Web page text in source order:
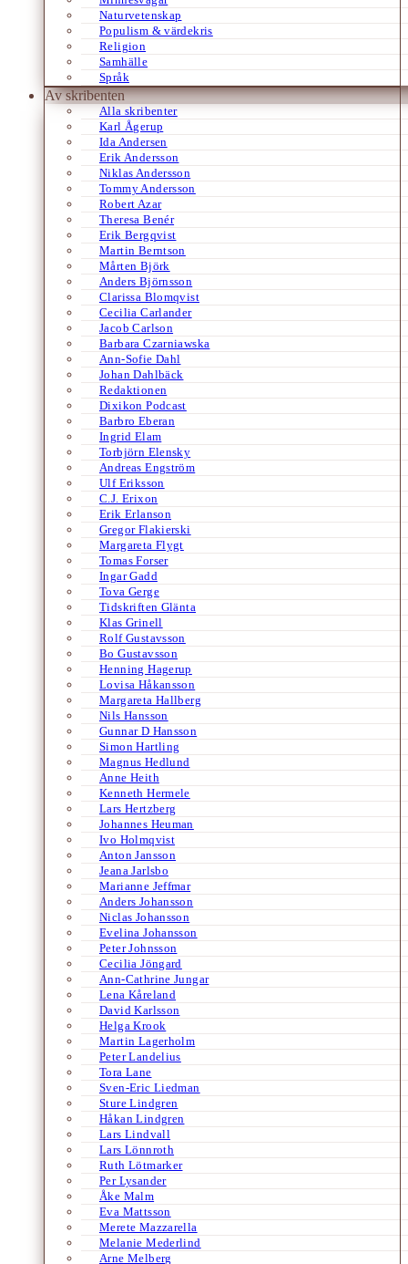
Naturvetenskap
Populism & värdekris
Religion
Samhälle
Språk
Av skribenten
Alla skribenter
Karl Ågerup
Ida Andersen
Erik Andersson
Niklas Andersson
Tommy Andersson
Robert Azar
Theresa Benér
Erik Bergqvist
Martin Berntson
Mårten Björk
Anders Björnsson
Clarissa Blomqvist
Cecilia Carlander
Jacob Carlson
Barbara Czarniawska
Ann-Sofie Dahl
Johan Dahlbäck
Redaktionen
Dixikon Podcast
Barbro Eberan
Ingrid Elam
Torbjörn Elensky
Andreas Engström
Ulf Eriksson
C.J. Erixon
Erik Erlanson
Gregor Flakierski
Margareta Flygt
Tomas Forser
Ingar Gadd
Tova Gerge
Tidskriften Glänta
Klas Grinell
Rolf Gustavsson
Bo Gustavsson
Henning Hagerup
Lovisa Håkansson
Margareta Hallberg
Nils Hansson
Gunnar D Hansson
Simon Hartling
Magnus Hedlund
Anne Heith
Kenneth Hermele
Lars Hertzberg
Johannes Heuman
Ivo Holmqvist
Anton Jansson
Jeana Jarlsbo
Marianne Jeffmar
Anders Johansson
Niclas Johansson
Evelina Johansson
Peter Johnsson
Cecilia Jöngard
Ann-Cathrine Jungar
Lena Kåreland
David Karlsson
Helga Krook
Martin Lagerholm
Peter Landelius
Tora Lane
Sven-Eric Liedman
Sture Lindgren
Håkan Lindgren
Lars Lindvall
Lars Lönnroth
Ruth Lötmarker
Per Lysander
Åke Malm
Eva Mattsson
Merete Mazzarella
Melanie Mederlind
Arne Melberg